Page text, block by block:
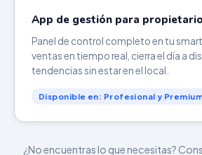
App de gestión para
Panel de control completo en tu
ventas en tiempo real, cierra el día a
tendencias sin estar en el local.
Disponible en: Profesional y
¿No encuentras lo que necesitas?